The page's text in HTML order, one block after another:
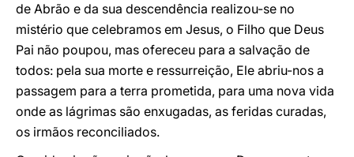
de Abrão e da sua descendência realizou-se no
mistério que celebramos em Jesus, o Filho que Deus
Pai não poupou, mas ofereceu para a salvação de
todos: pela sua morte e ressurreição, Ele abriu-nos a
passagem para a terra prometida, para uma nova vida
onde as lágrimas são enxugadas, as feridas curadas,
os irmãos reconciliados.